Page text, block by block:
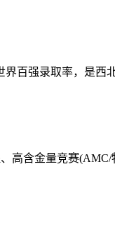
百强录取率，是西
高含金量竞赛